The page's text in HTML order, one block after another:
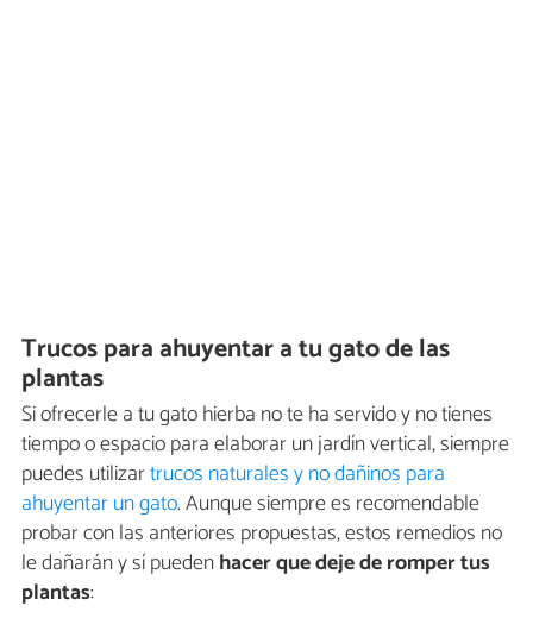
Trucos para ahuyentar a tu gato de las
plantas
Si ofrecerle a tu gato hierba no te ha servido y no tienes
tiempo o espacio para elaborar un jardín vertical, siempre
puedes utilizartrucos naturales y no dañinos para
ahuyentar un gato. Aunque siempre es recomendable
probar con las anteriores propuestas, estos remedios no
le dañarán y sí puedenhacer que deje de romper tus
plantas: